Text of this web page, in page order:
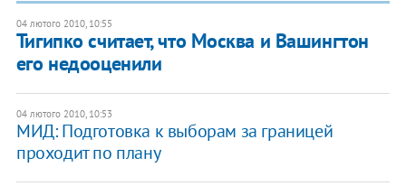
04 лютого 2010, 10:55
Тигипко считает, что Москва и Вашингтон
его недооценили
04 лютого 2010, 10:53
МИД: Подготовка к выборам за границей
проходит по плану